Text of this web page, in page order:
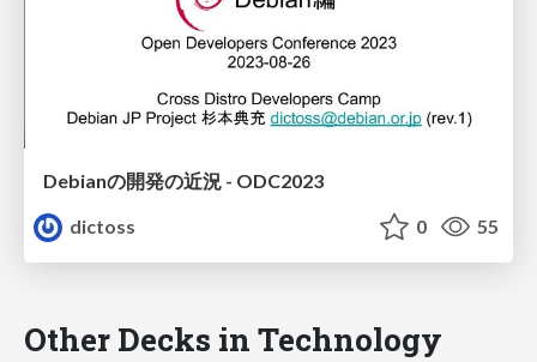
Debianの開発の近況 - ODC2023
dictoss
0 55
Other Decks in Technology